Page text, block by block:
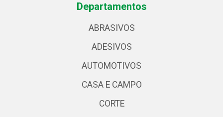
Departamentos
ABRASIVOS
ADESIVOS
AUTOMOTIVOS
CASA E CAMPO
CORTE